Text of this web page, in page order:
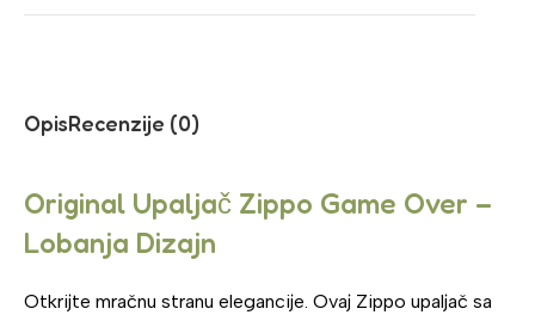
OpisRecenzije (0)
Original Upaljač Zippo Game Over –
Lobanja Dizajn
Otkrijte mračnu stranu elegancije. Ovaj Zippo upaljač sa